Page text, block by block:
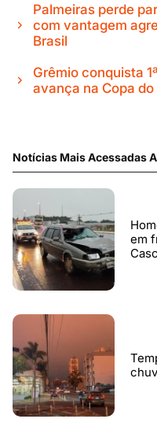
Palmeiras perde
com vantagem
Brasil
Grêmio conquista
avança na Copa do
Notícias Mais Acessadas
em